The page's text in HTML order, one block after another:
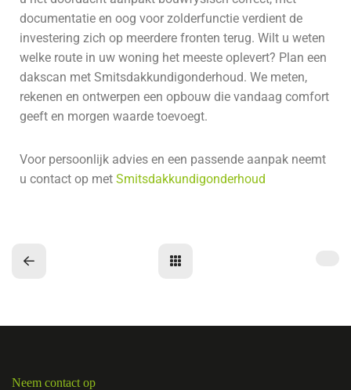
documentatie en oog voor zolder­functie verdient de
investering zich op meerdere fronten terug. Wilt u weten
welke route in uw woning het meeste oplevert? Plan een
dakscan met Smitsdakkundigonderhoud. We meten,
rekenen en ontwerpen een opbouw die vandaag comfort
geeft en morgen waarde toevoegt.
Voor persoonlijk advies en een passende aanpak neemt
u contact op met Smitsdakkundigonderhoud
Neem contact op